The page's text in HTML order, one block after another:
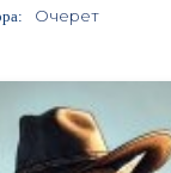
Очерет